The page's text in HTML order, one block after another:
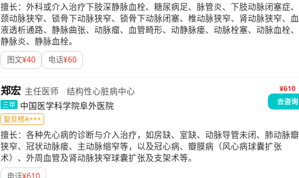
擅长： 外科或介入治疗下肢深静脉血栓、糖尿病足、脉管炎、下肢动脉闭塞症、
颈动脉狭窄、锁骨下动脉狭窄、锁骨下动脉闭塞、椎动脉狭窄、肾动脉狭窄、血
液透析通路、静脉曲张、动脉瘤、血管畸形、动静脉瘘、动脉栓塞、动脉血栓、
静脉炎、静脉血栓。
图文¥40 电话¥60
郑宏 主任医师 结构性心脏病中心
三甲 中国医学科学院阜外医院
¥610
去咨询
复旦榜A+++
擅长：各种先心病的诊断与介入治疗，如房缺、室缺、动脉导管未闭、肺动脉瓣
狭窄、冠状动脉瘘、主动脉缩窄等，以及冠心病、瓣膜病（风心病球囊扩张
术）、外周血管及肾动脉狭窄球囊扩张及支架术等。